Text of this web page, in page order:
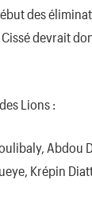
des
devrait
Lions :
Abdou
Krépin